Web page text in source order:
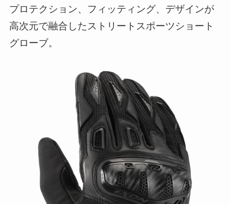
プロテクション、フィッティング、デザインが
高次元で融合したストリートスポーツショート
グローブ。